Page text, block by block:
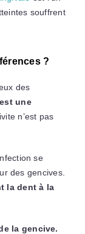
souffrent
?
des
une
n’est pas
se
des gencives.
la dent à la
la gencive.